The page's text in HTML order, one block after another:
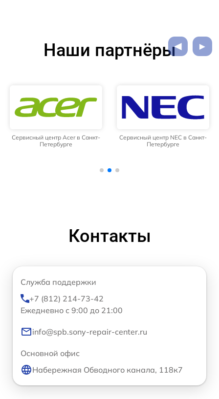
Наши партнёры
Сервисный центр Acer в Санкт-
Петербурге
Сервисный центр NEC в Санкт-
Петербурге
Контакты
Служба поддержки
+7 (812) 214-73-42
Ежедневно с 9:00 до 21:00
info@spb.sony-repair-center.ru
Основной офис
Набережная Обводного канала, 118к7